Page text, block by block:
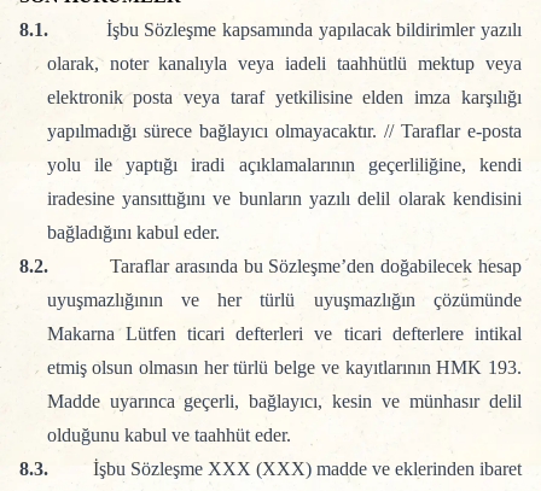
8.1.
İşbu Sözleşme kapsamında yapılacak bildirimler yazılı
olarak, noter kanalıyla veya iadeli taahhütlü mektup veya
elektronik posta veya taraf yetkilisine elden imza karşılığı
yapılmadığı sürece bağlayıcı olmayacaktır. // Taraflar e-posta
yolu ile yaptığı iradi açıklamalarının geçerliliğine, kendi
iradesine yansıttığını ve bunların yazılı delil olarak kendisini
bağladığını kabul eder.
8.2.
Taraflar arasında bu Sözleşme’den doğabilecek hesap
uyuşmazlığının ve her türlü uyuşmazlığın çözümünde
Makarna Lütfen ticari defterleri ve ticari defterlere intikal
etmiş olsun olmasın her türlü belge ve kayıtlarının HMK 193.
Madde uyarınca geçerli, bağlayıcı, kesin ve münhasır delil
olduğunu kabul ve taahhüt eder.
8.3.
İşbu Sözleşme XXX (XXX) madde ve eklerinden ibaret